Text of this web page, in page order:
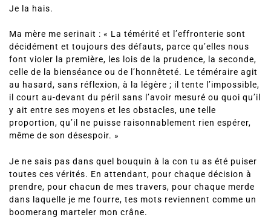
Je la hais.
Ma mère me serinait : « La témérité et l’effronterie sont
décidément et toujours des défauts, parce qu’elles nous
font violer la première, les lois de la prudence, la seconde,
celle de la bienséance ou de l’honnêteté. Le téméraire agit
au hasard, sans réflexion, à la légère ; il tente l’impossible,
il court au-devant du péril sans l’avoir mesuré ou quoi qu’il
y ait entre ses moyens et les obstacles, une telle
proportion, qu’il ne puisse raisonnablement rien espérer,
même de son désespoir. »
Je ne sais pas dans quel bouquin à la con tu as été puiser
toutes ces vérités. En attendant, pour chaque décision à
prendre, pour chacun de mes travers, pour chaque merde
dans laquelle je me fourre, tes mots reviennent comme un
boomerang marteler mon crâne.